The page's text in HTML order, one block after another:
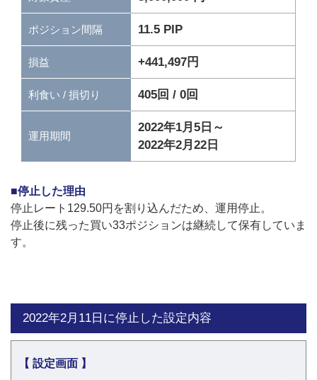
ポジション間隔 11.5 PIP
損益 +441,497円
利食い / 損切り 405回 / 0回
運用期間
2022年1月5日～
2022年2月22日
■停止した理由
停止レート129.50円を割り込んだため、運用停止。
停止後に残った買い33ポジションは継続して保有していま
す。
2022年2月11日に停止した設定内容
【 設定画面 】